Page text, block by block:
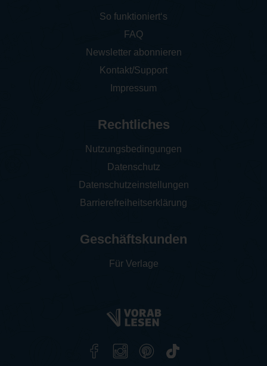
So funktioniert‘s
FAQ
Newsletter abonnieren
Kontakt/Support
Impressum
Rechtliches
Nutzungsbedingungen
Datenschutz
Datenschutzeinstellungen
Barrierefreiheitserklärung
Geschäftskunden
Für Verlage